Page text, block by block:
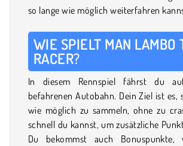
so lange wie möglich weiterfahren
WIE SPIELT MAN LAMBO
RACER?
In diesem Rennspiel fährst du
befahrenen Autobahn. Dein Ziel ist es,
wie möglich zu sammeln, ohne zu
schnell du kannst, um zusätzliche
Du bekommst auch